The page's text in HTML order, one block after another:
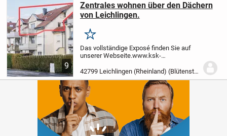
9
Zentrales wohnen über den Dächern
von Leichlingen.
Merken
Das vollständige Exposé finden Sie auf
unserer Webseite.www.ksk-
wohnen-ueber-den-daechern-von-
leichlingen-164497/?
utm_source=portale
(bitte kopieren Sie
den Link in...
42799 Leichlingen (Rheinland) (Blütenstadt)